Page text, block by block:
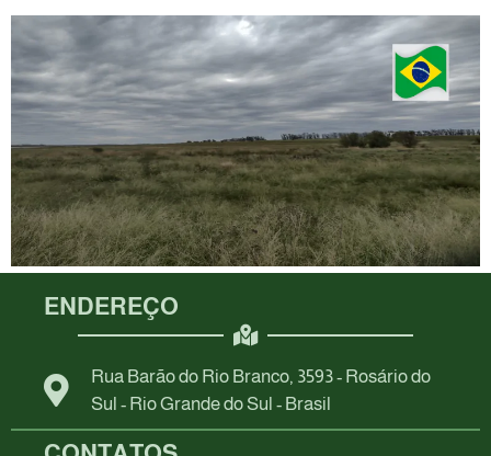
ENDEREÇO
Rua Barão do Rio Branco, 3593 - Rosário do
Sul - Rio Grande do Sul - Brasil